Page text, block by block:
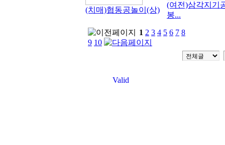
(치매)협동공놀이(상)
(여전)삼각지기
봉...
1 2 3 4 5 6 7 8
9 10